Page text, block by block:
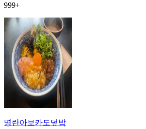
999+
명란아보카도덮밥